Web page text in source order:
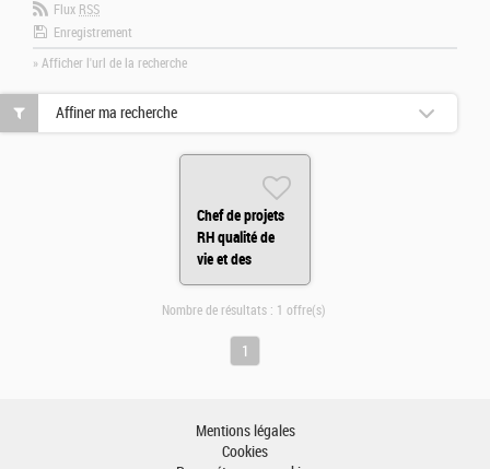
Flux RSS
Enregistrement
» Afficher l'url de la recherche
Chef de projets
RH qualité de
vie et des
conditions de
travail H/F
Affiner ma recherche
Nombre de résultats : 1 offre(s)
1
Mentions légales
Cookies